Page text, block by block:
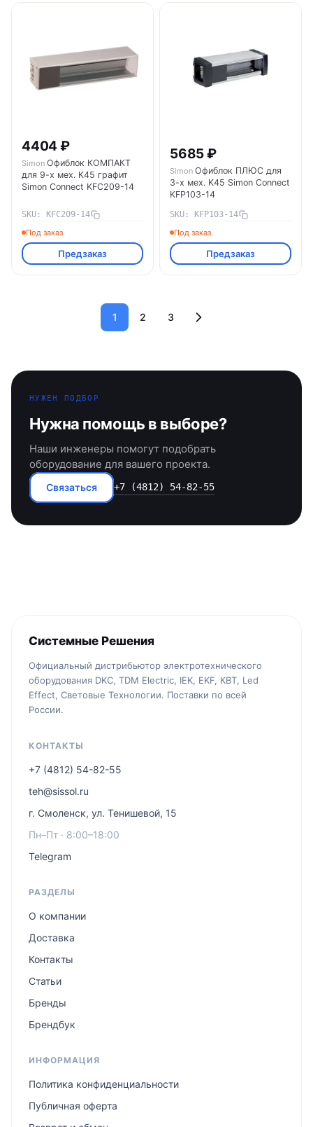
4404 ₽
Simon Офиблок КОМПАКТ
для 9-х мех. K45 графит
Simon Connect KFC209-14
SKU: KFC209-14
Под заказ
Предзаказ
5685 ₽
Simon Офиблок ПЛЮС для
3-х мех. K45 Simon Connect
KFP103-14
SKU: KFP103-14
Под заказ
Предзаказ
1 2 3
НУЖЕН ПОДБОР
Нужна помощь в выборе?
Наши инженеры помогут подобрать
оборудование для вашего проекта.
Связаться +7 (4812) 54-82-55
Системные Решения
Официальный дистрибьютор электротехнического
оборудования DKC, TDM Electric, IEK, EKF, КВТ, Led
Effect, Световые Технологии. Поставки по всей
России.
КОНТАКТЫ
+7 (4812) 54-82-55
teh@sissol.ru
г. Смоленск, ул. Тенишевой, 15
Пн–Пт · 8:00–18:00
Telegram
РАЗДЕЛЫ
О компании
Доставка
Контакты
Статьи
Бренды
Брендбук
ИНФОРМАЦИЯ
Политика конфиденциальности
Публичная оферта